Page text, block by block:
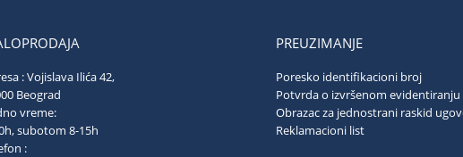
: Vojislava Ilića 42,
Beograd
vreme:
subotom 8-15h
:
PREUZIMANJE
Poresko identifikacioni broj
Potvrda o izvršenom evidentiranju
Obrazac za jednostrani raskid
Reklamacioni list